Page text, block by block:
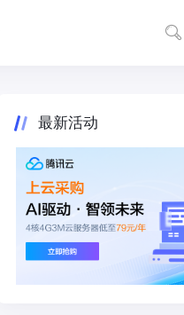
最新活动